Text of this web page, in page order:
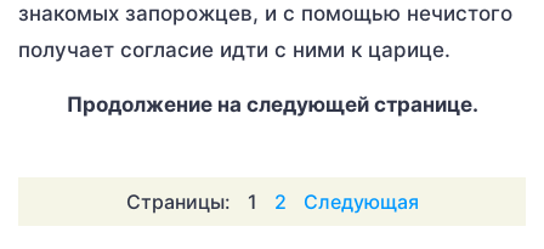
знакомых запорожцев, и с помощью нечистого
получает согласие идти с ними к царице.
Продолжение на следующей странице.
Страницы: 1 2 Следующая